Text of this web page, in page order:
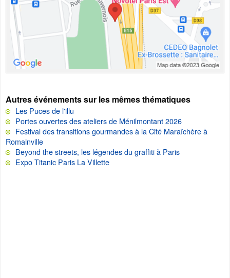
Autres événements sur les mêmes thématiques
Les Puces de l'illu
Portes ouvertes des ateliers de Ménilmontant 2026
Festival des transitions gourmandes à la Cité Maraîchère à
Romainville
Beyond the streets, les légendes du graffiti à Paris
Expo Titanic Paris La Villette